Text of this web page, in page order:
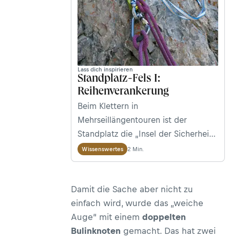
Lass dich inspirieren
Standplatz-Fels I:
Reihenverankerung
Beim Klettern in
Mehrseillängentouren ist der
Standplatz die „Insel der Sicherheit“
in der felsigen Vertikalen. Unsere
Sicherheitsexperten Peter Plattner
Wissenswertes zum Standplatzbau
vom Typ „Reihenschaltung“ an
Bohrhaken.
Wissenswertes 2 Min.
Damit die Sache aber nicht zu
einfach wird, wurde das „weiche
Auge“ mit einem doppelten
Bulinknoten gemacht. Das hat zwei